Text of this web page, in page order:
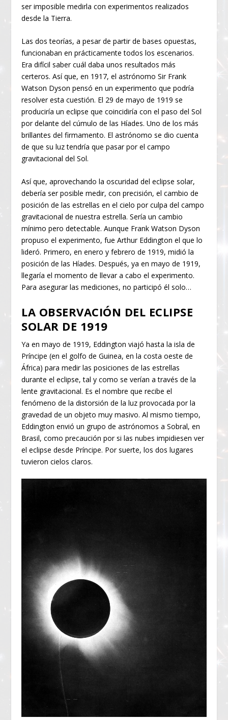
ser imposible medirla con experimentos realizados
desde la Tierra.
Las dos teorías, a pesar de partir de bases opuestas,
funcionaban en prácticamente todos los escenarios.
Era difícil saber cuál daba unos resultados más
certeros. Así que, en 1917, el astrónomo Sir Frank
Watson Dyson pensó en un experimento que podría
resolver esta cuestión. El 29 de mayo de 1919 se
produciría un eclipse que coincidiría con el paso del Sol
por delante del cúmulo de las Híades. Uno de los más
brillantes del firmamento. El astrónomo se dio cuenta
de que su luz tendría que pasar por el campo
gravitacional del Sol.
Así que, aprovechando la oscuridad del eclipse solar,
debería ser posible medir, con precisión, el cambio de
posición de las estrellas en el cielo por culpa del campo
gravitacional de nuestra estrella. Sería un cambio
mínimo pero detectable. Aunque Frank Watson Dyson
propuso el experimento, fue Arthur Eddington el que lo
lideró. Primero, en enero y febrero de 1919, midió la
posición de las Híades. Después, ya en mayo de 1919,
llegaría el momento de llevar a cabo el experimento.
Para asegurar las mediciones, no participó él solo…
LA OBSERVACIÓN DEL ECLIPSE
SOLAR DE 1919
Ya en mayo de 1919, Eddington viajó hasta la isla de
Príncipe (en el golfo de Guinea, en la costa oeste de
África) para medir las posiciones de las estrellas
durante el eclipse, tal y como se verían a través de la
lente gravitacional. Es el nombre que recibe el
fenómeno de la distorsión de la luz provocada por la
gravedad de un objeto muy masivo. Al mismo tiempo,
Eddington envió un grupo de astrónomos a Sobral, en
Brasil, como precaución por si las nubes impidiesen ver
el eclipse desde Príncipe. Por suerte, los dos lugares
tuvieron cielos claros.